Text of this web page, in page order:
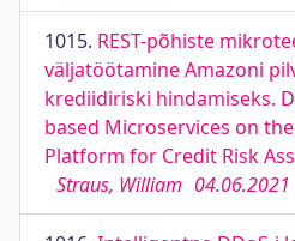
1015. REST-põhiste
väljatöötamine Amazoni
krediidiriski hindamiseks.
based Microservices on
Platform for Credit Risk
Straus, William 04.06.2021